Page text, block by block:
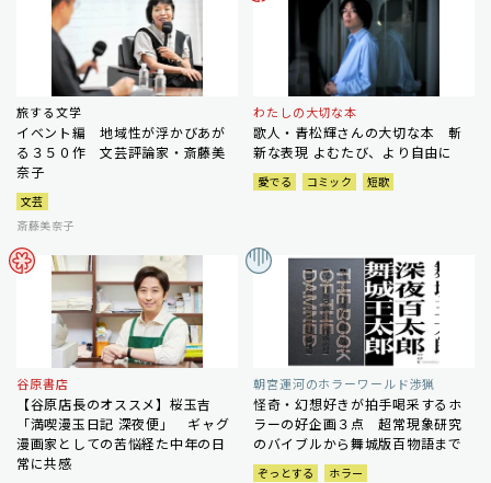
旅する文学
イベント編 地域性が浮かびあが
る３５０作 文芸評論家・斎藤美
奈子
文芸
斎藤美奈子
わたしの大切な本
歌人・青松輝さんの大切な本 斬
新な表現 よむたび、より自由に
愛でる コミック 短歌
谷原書店
【谷原店長のオススメ】桜玉吉
「満喫漫玉日記 深夜便」 ギャグ
漫画家としての苦悩経た中年の日
常に共感
朝宮運河のホラーワールド渉猟
怪奇・幻想好きが拍手喝采するホ
ラーの好企画３点 超常現象研究
のバイブルから舞城版百物語まで
ぞっとする
ホラー